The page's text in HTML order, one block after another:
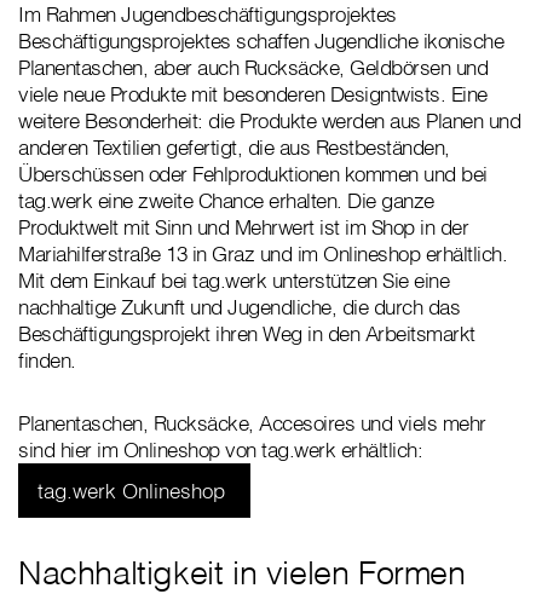
Im Rahmen Jugendbeschäftigungsprojektes
Beschäftigungsprojektes schaffen Jugendliche ikonische
Planentaschen, aber auch Rucksäcke, Geldbörsen und
viele neue Produkte mit besonderen Designtwists. Eine
weitere Besonderheit: die Produkte werden aus Planen und
anderen Textilien gefertigt, die aus Restbeständen,
Überschüssen oder Fehlproduktionen kommen und bei
tag.werk eine zweite Chance erhalten. Die ganze
Produktwelt mit Sinn und Mehrwert ist im Shop in der
Mariahilferstraße 13 in Graz und im Onlineshop erhältlich.
Mit dem Einkauf bei tag.werk unterstützen Sie eine
nachhaltige Zukunft und Jugendliche, die durch das
Beschäftigungsprojekt ihren Weg in den Arbeitsmarkt
finden.
Planentaschen, Rucksäcke, Accesoires und viels mehr
sind hier im Onlineshop von tag.werk erhältlich:
tag.werk Onlineshop
Nachhaltigkeit in vielen Formen